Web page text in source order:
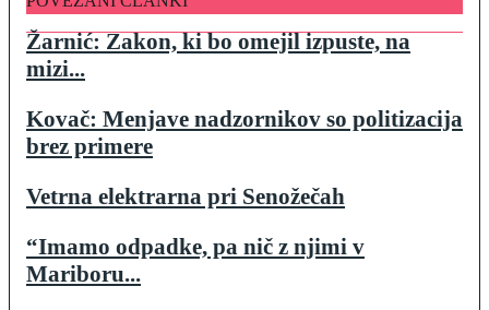
Žarnić: Zakon, ki bo omejil izpuste, na
mizi...
Kovač: Menjave nadzornikov so politizacija
brez primere
Vetrna elektrarna pri Senožečah
“Imamo odpadke, pa nič z njimi v
Mariboru...